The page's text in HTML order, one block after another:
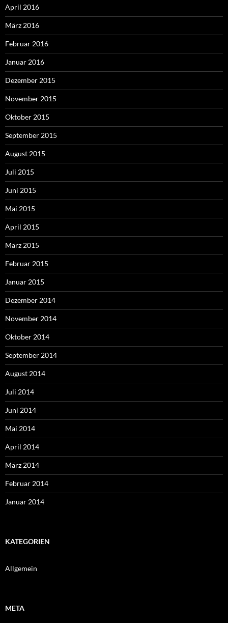
April 2016
März 2016
Februar 2016
Januar 2016
Dezember 2015
November 2015
Oktober 2015
September 2015
August 2015
Juli 2015
Juni 2015
Mai 2015
April 2015
März 2015
Februar 2015
Januar 2015
Dezember 2014
November 2014
Oktober 2014
September 2014
August 2014
Juli 2014
Juni 2014
Mai 2014
April 2014
März 2014
Februar 2014
Januar 2014
KATEGORIEN
Allgemein
META